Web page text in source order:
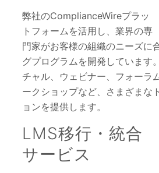
弊社のComplianceWireプラッ
トフォームを活用し、業界の専
門家がお客様の組織のニーズに
グプログラムを開発しています
チャル、ウェビナー、フォーラ
ークショップなど、さまざまな
ョンを提供します。
LMS移行・統合
サービス